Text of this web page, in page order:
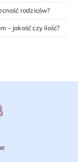
rodziców?
– jakość czy ilość?